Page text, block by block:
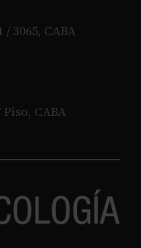
3065, CABA
CABA